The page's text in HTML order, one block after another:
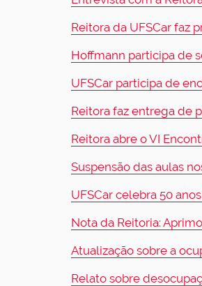
Reitora da UFSCar faz
Hoffmann participa de
UFSCar participa de
Reitora faz entrega de
Reitora abre o VI
Suspensão das aulas
UFSCar celebra 50
Nota da Reitoria:
Atualização sobre a
Relato sobre